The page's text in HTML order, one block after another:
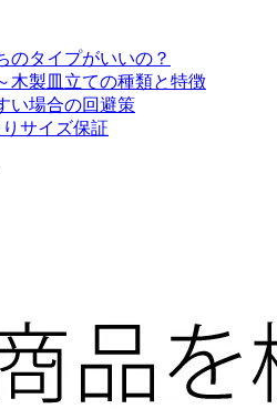
のタイプがいいの？
木製皿立ての種類と特徴
い場合の回避策
サイズ保証